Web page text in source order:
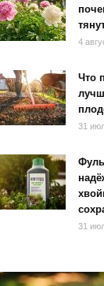
4
Что
31
31